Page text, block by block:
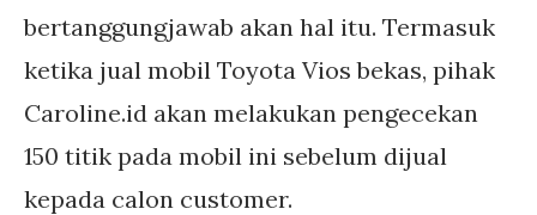
bertanggungjawab akan hal itu. Termasuk
ketika jual mobil Toyota Vios bekas, pihak
Caroline.id akan melakukan pengecekan
150 titik pada mobil ini sebelum dijual
kepada calon customer.